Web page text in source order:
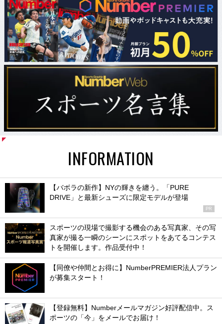
INFORMATION
【バボラの新作】NYの輝きを纏う。「PURE
DRIVE」と最新シューズに限定モデルが登場
PR
スポーツの現場で撮影する機会のある写真家、その写
真家が撮る一瞬のシーンにスポットをあてるコンテス
トを開催します。作品受付中！
【同僚や仲間とお得に】NumberPREMIER法人プラン
が募集スタート！
【登録無料】Numberメールマガジン好評配信中。ス
ポーツの「今」をメールでお届け！